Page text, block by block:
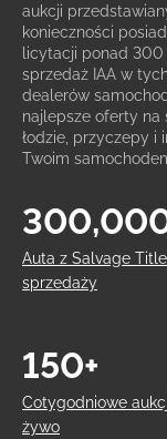
aukcji
konieczności
licytacji ponad
sprzedaż IAA w
dealerów
najlepsze oferty na
łodzie, przyczepy i
Twoim
Auta z Salvage
sprzedaży
Cotygodniowe
żywo
150+